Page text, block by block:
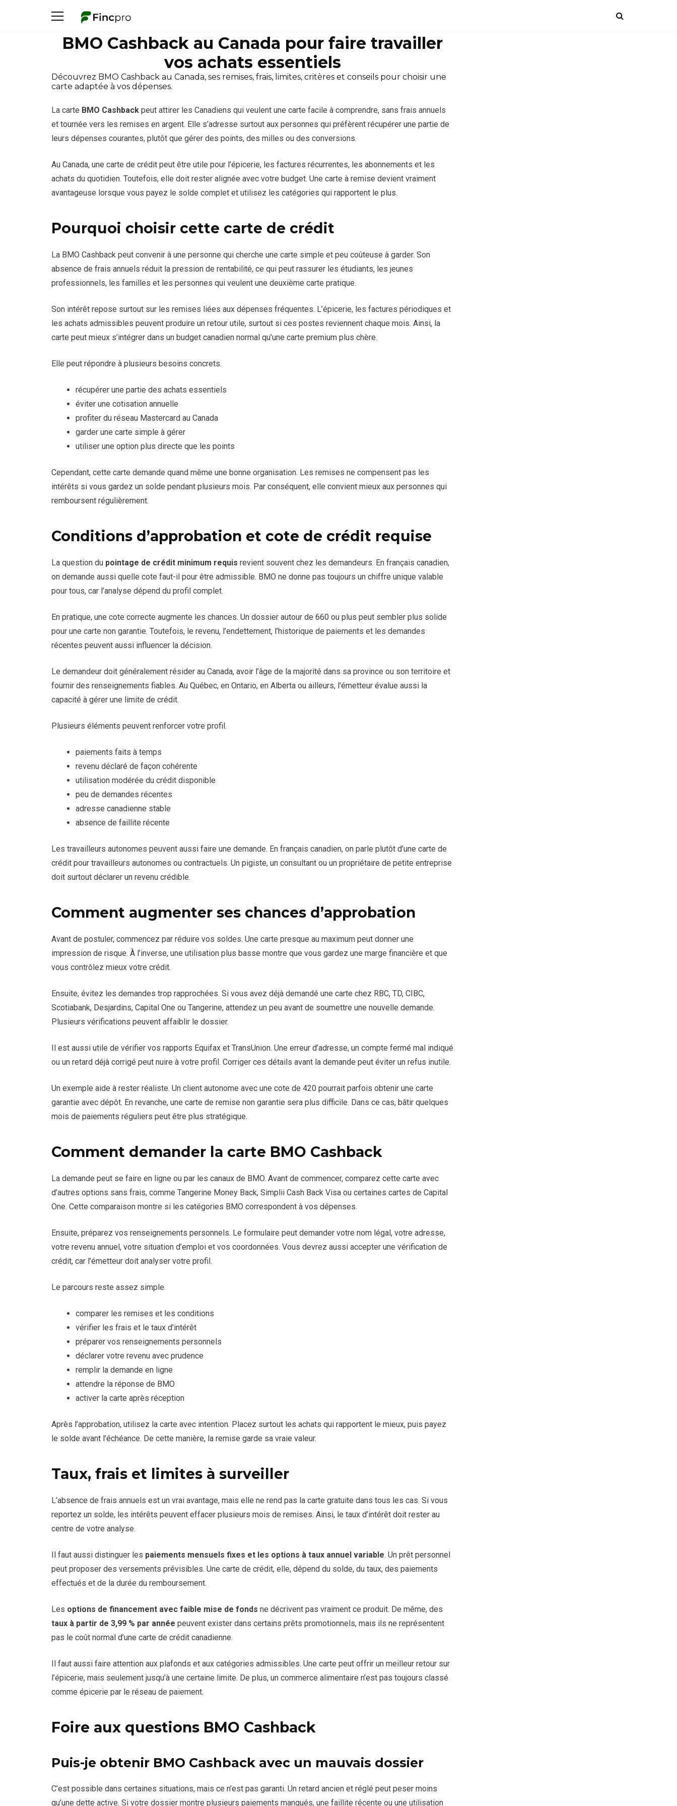
BMO Cashback au Canada pour faire travailler
vos achats essentiels
Découvrez BMO Cashback au Canada, ses remises, frais, limites, critères et conseils pour choisir une
carte adaptée à vos dépenses.
La carte BMO Cashback peut attirer les Canadiens qui veulent une carte facile à comprendre, sans frais annuels
et tournée vers les remises en argent. Elle s’adresse surtout aux personnes qui préfèrent récupérer une partie de
leurs dépenses courantes, plutôt que gérer des points, des milles ou des conversions.
Au Canada, une carte de crédit peut être utile pour l’épicerie, les factures récurrentes, les abonnements et les
achats du quotidien. Toutefois, elle doit rester alignée avec votre budget. Une carte à remise devient vraiment
avantageuse lorsque vous payez le solde complet et utilisez les catégories qui rapportent le plus.
Pourquoi choisir cette carte de crédit
La BMO Cashback peut convenir à une personne qui cherche une carte simple et peu coûteuse à garder. Son
absence de frais annuels réduit la pression de rentabilité, ce qui peut rassurer les étudiants, les jeunes
professionnels, les familles et les personnes qui veulent une deuxième carte pratique.
Son intérêt repose surtout sur les remises liées aux dépenses fréquentes. L’épicerie, les factures périodiques et
les achats admissibles peuvent produire un retour utile, surtout si ces postes reviennent chaque mois. Ainsi, la
carte peut mieux s’intégrer dans un budget canadien normal qu’une carte premium plus chère.
Elle peut répondre à plusieurs besoins concrets.
récupérer une partie des achats essentiels
éviter une cotisation annuelle
profiter du réseau Mastercard au Canada
garder une carte simple à gérer
utiliser une option plus directe que les points
Cependant, cette carte demande quand même une bonne organisation. Les remises ne compensent pas les
intérêts si vous gardez un solde pendant plusieurs mois. Par conséquent, elle convient mieux aux personnes qui
remboursent régulièrement.
Conditions d’approbation et cote de crédit requise
La question du pointage de crédit minimum requis revient souvent chez les demandeurs. En français canadien,
on demande aussi quelle cote faut-il pour être admissible. BMO ne donne pas toujours un chiffre unique valable
pour tous, car l’analyse dépend du profil complet.
En pratique, une cote correcte augmente les chances. Un dossier autour de 660 ou plus peut sembler plus solide
pour une carte non garantie. Toutefois, le revenu, l’endettement, l’historique de paiements et les demandes
récentes peuvent aussi influencer la décision.
Le demandeur doit généralement résider au Canada, avoir l’âge de la majorité dans sa province ou son territoire et
fournir des renseignements fiables. Au Québec, en Ontario, en Alberta ou ailleurs, l’émetteur évalue aussi la
capacité à gérer une limite de crédit.
Plusieurs éléments peuvent renforcer votre profil.
paiements faits à temps
revenu déclaré de façon cohérente
utilisation modérée du crédit disponible
peu de demandes récentes
adresse canadienne stable
absence de faillite récente
Les travailleurs autonomes peuvent aussi faire une demande. En français canadien, on parle plutôt d’une carte de
crédit pour travailleurs autonomes ou contractuels. Un pigiste, un consultant ou un propriétaire de petite entreprise
doit surtout déclarer un revenu crédible.
Comment augmenter ses chances d’approbation
Avant de postuler, commencez par réduire vos soldes. Une carte presque au maximum peut donner une
impression de risque. À l’inverse, une utilisation plus basse montre que vous gardez une marge financière et que
vous contrôlez mieux votre crédit.
Ensuite, évitez les demandes trop rapprochées. Si vous avez déjà demandé une carte chez RBC, TD, CIBC,
Scotiabank, Desjardins, Capital One ou Tangerine, attendez un peu avant de soumettre une nouvelle demande.
Plusieurs vérifications peuvent affaiblir le dossier.
Il est aussi utile de vérifier vos rapports Equifax et TransUnion. Une erreur d’adresse, un compte fermé mal indiqué
ou un retard déjà corrigé peut nuire à votre profil. Corriger ces détails avant la demande peut éviter un refus inutile.
Un exemple aide à rester réaliste. Un client autonome avec une cote de 420 pourrait parfois obtenir une carte
garantie avec dépôt. En revanche, une carte de remise non garantie sera plus difficile. Dans ce cas, bâtir quelques
mois de paiements réguliers peut être plus stratégique.
Comment demander la carte BMO Cashback
La demande peut se faire en ligne ou par les canaux de BMO. Avant de commencer, comparez cette carte avec
d’autres options sans frais, comme Tangerine Money Back, Simplii Cash Back Visa ou certaines cartes de Capital
One. Cette comparaison montre si les catégories BMO correspondent à vos dépenses.
Ensuite, préparez vos renseignements personnels. Le formulaire peut demander votre nom légal, votre adresse,
votre revenu annuel, votre situation d’emploi et vos coordonnées. Vous devrez aussi accepter une vérification de
crédit, car l’émetteur doit analyser votre profil.
Le parcours reste assez simple.
comparer les remises et les conditions
vérifier les frais et le taux d’intérêt
préparer vos renseignements personnels
déclarer votre revenu avec prudence
remplir la demande en ligne
attendre la réponse de BMO
activer la carte après réception
Après l’approbation, utilisez la carte avec intention. Placez surtout les achats qui rapportent le mieux, puis payez
le solde avant l’échéance. De cette manière, la remise garde sa vraie valeur.
Taux, frais et limites à surveiller
L’absence de frais annuels est un vrai avantage, mais elle ne rend pas la carte gratuite dans tous les cas. Si vous
reportez un solde, les intérêts peuvent effacer plusieurs mois de remises. Ainsi, le taux d’intérêt doit rester au
centre de votre analyse.
Il faut aussi distinguer les paiements mensuels fixes et les options à taux annuel variable. Un prêt personnel
peut proposer des versements prévisibles. Une carte de crédit, elle, dépend du solde, du taux, des paiements
effectués et de la durée du remboursement.
Les options de financement avec faible mise de fonds ne décrivent pas vraiment ce produit. De même, des
taux à partir de 3,99 % par année peuvent exister dans certains prêts promotionnels, mais ils ne représentent
pas le coût normal d’une carte de crédit canadienne.
Il faut aussi faire attention aux plafonds et aux catégories admissibles. Une carte peut offrir un meilleur retour sur
l’épicerie, mais seulement jusqu’à une certaine limite. De plus, un commerce alimentaire n’est pas toujours classé
comme épicerie par le réseau de paiement.
Foire aux questions BMO Cashback
Puis-je obtenir BMO Cashback avec un mauvais dossier
C’est possible dans certaines situations, mais ce n’est pas garanti. Un retard ancien et réglé peut peser moins
qu’une dette active. Si votre dossier montre plusieurs paiements manqués, une faillite récente ou une utilisation